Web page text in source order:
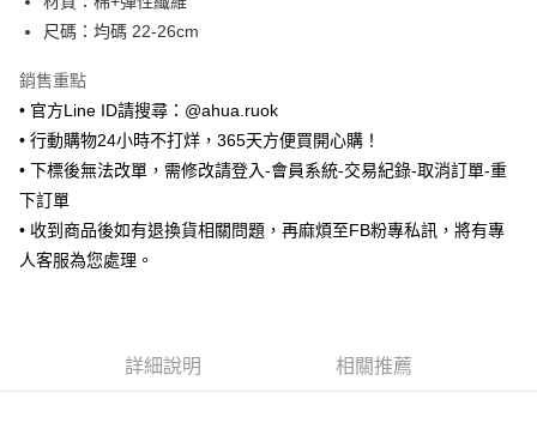
悠遊付
ATM付款
全家取貨付款
每筆NT$65，滿NT$688(含以上)免運費
付款後全家取貨
每筆NT$65，滿NT$688(含以上)免運費
尺碼：均碼 22-26cm
銷售重點
• 官方Line ID請搜尋：@ahua.ruok
• 行動購物24小時不打烊，365天方便買開心購！
• 下標後無法改單，需修改請登入-會員系統-交易紀錄-取消訂單-重
下訂單
• 收到商品後如有退換貨相關問題，再麻煩至FB粉專私訊，將有專
人客服為您處理。
詳細說明 相關推薦